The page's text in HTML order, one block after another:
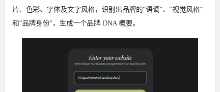
片、色彩、字体及文字风格，识别出品牌的“语调”、“视觉风格”
和“品牌身份”，生成一个品牌 DNA 概要。